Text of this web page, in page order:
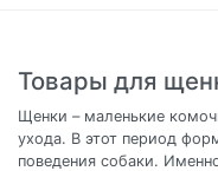
Товары для
Щенки – маленькие
ухода. В этот период
поведения собаки.